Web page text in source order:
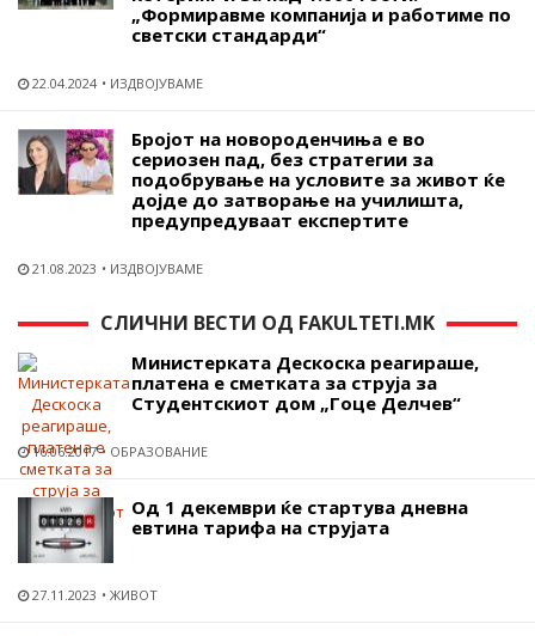
„Формиравме компанија и работиме по
светски стандарди“
22.04.2024 ИЗДВОЈУВАМЕ
Бројот на новороденчиња е во
сериозен пад, без стратегии за
подобрување на условите за живот ќе
дојде до затворање на училишта,
предупредуваат експертите
21.08.2023 ИЗДВОЈУВАМЕ
СЛИЧНИ ВЕСТИ ОД FAKULTETI.MK
Министерката Дескоска реагираше,
платена е сметката за струја за
Студентскиот дом „Гоце Делчев“
16.06.2017 ОБРАЗОВАНИЕ
Од 1 декември ќе стартува дневна
евтина тарифа на струјата
27.11.2023 ЖИВОТ